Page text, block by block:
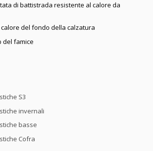
di battistrada resistente al calore da
del fondo della calzatura
del famice
S3
invernali
basse
Cofra